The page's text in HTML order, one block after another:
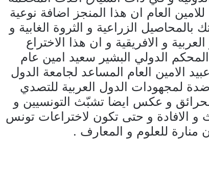
للامين العام ان هذا المنجز اضافة نوعية
الزراعية و الثروة الغابية و
و الافريقية و ان هذا الاختراع
الدولي البشير سعيد امين عام
الامين العام المساعد لجامعة الدول
لمجهودات الدول العربية للتصدي
و عكس ايضا تشبّث التونسيين و
و الافادة و حتى تكون لاختراعات تونس
منارة للعلوم و المعارف .